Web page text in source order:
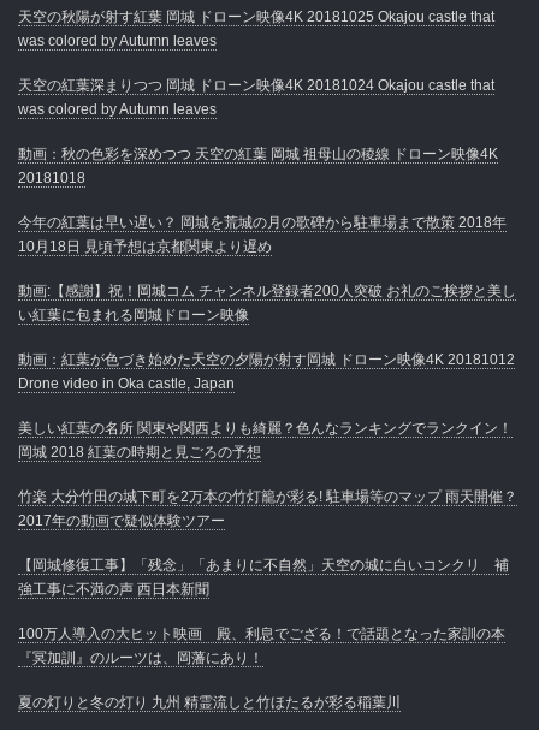
天空の秋陽が射す紅葉 岡城 ドローン映像4K 20181025 Okajou castle that
was colored by Autumn leaves
天空の紅葉深まりつつ 岡城 ドローン映像4K 20181024 Okajou castle that
was colored by Autumn leaves
動画：秋の色彩を深めつつ 天空の紅葉 岡城 祖母山の稜線 ドローン映像4K
20181018
今年の紅葉は早い遅い？ 岡城を荒城の月の歌碑から駐車場まで散策 2018年
10月18日 見頃予想は京都関東より遅め
動画:【感謝】祝！岡城コム チャンネル登録者200人突破 お礼のご挨拶と美し
い紅葉に包まれる岡城ドローン映像
動画：紅葉が色づき始めた天空の夕陽が射す岡城 ドローン映像4K 20181012
Drone video in Oka castle, Japan
美しい紅葉の名所 関東や関西よりも綺麗？色んなランキングでランクイン！
岡城 2018 紅葉の時期と見ごろの予想
竹楽 大分竹田の城下町を2万本の竹灯籠が彩る! 駐車場等のマップ 雨天開催？
2017年の動画で疑似体験ツアー
【岡城修復工事】「残念」「あまりに不自然」天空の城に白いコンクリ 補
強工事に不満の声 西日本新聞
100万人導入の大ヒット映画 殿、利息でござる！で話題となった家訓の本
『冥加訓』のルーツは、岡藩にあり！
夏の灯りと冬の灯り 九州 精霊流しと竹ほたるが彩る稲葉川